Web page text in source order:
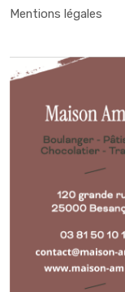
Mentions légales